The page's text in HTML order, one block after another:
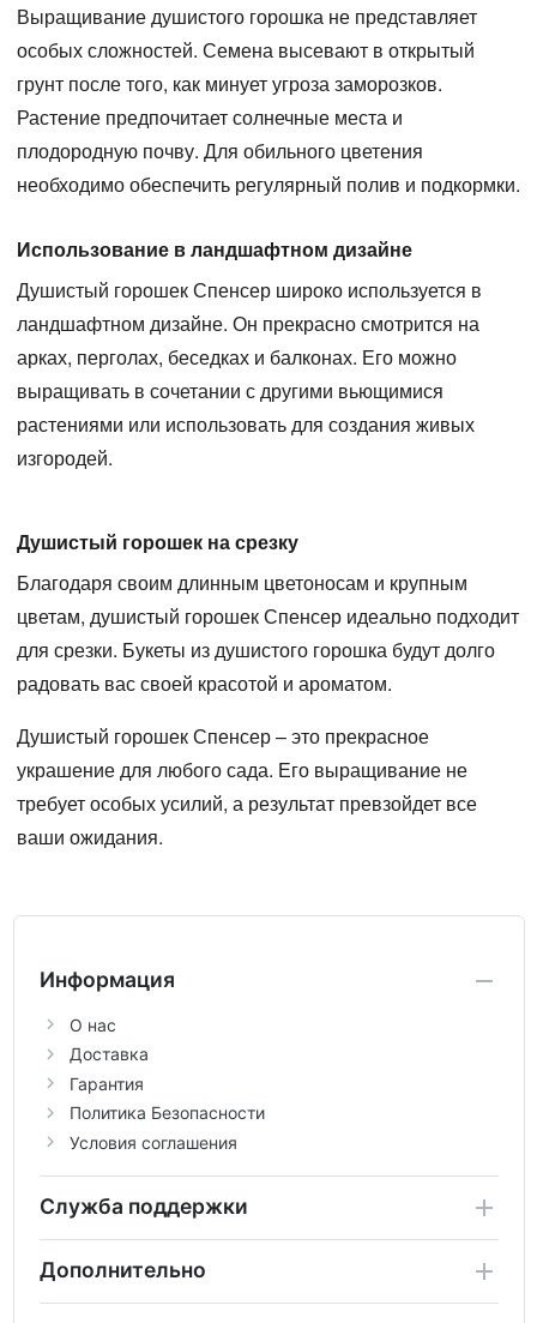
Выращивание душистого горошка не представляет
особых сложностей. Семена высевают в открытый
грунт после того, как минует угроза заморозков.
Растение предпочитает солнечные места и
плодородную почву. Для обильного цветения
необходимо обеспечить регулярный полив и подкормки.
Использование в ландшафтном дизайне
Душистый горошек Спенсер широко используется в
ландшафтном дизайне. Он прекрасно смотрится на
арках, перголах, беседках и балконах. Его можно
выращивать в сочетании с другими вьющимися
растениями или использовать для создания живых
изгородей.
Душистый горошек на срезку
Благодаря своим длинным цветоносам и крупным
цветам, душистый горошек Спенсер идеально подходит
для срезки. Букеты из душистого горошка будут долго
радовать вас своей красотой и ароматом.
Душистый горошек Спенсер – это прекрасное
украшение для любого сада. Его выращивание не
требует особых усилий, а результат превзойдет все
ваши ожидания.
Информация
О нас
Доставка
Гарантия
Политика Безопасности
Условия соглашения
Служба поддержки
Дополнительно